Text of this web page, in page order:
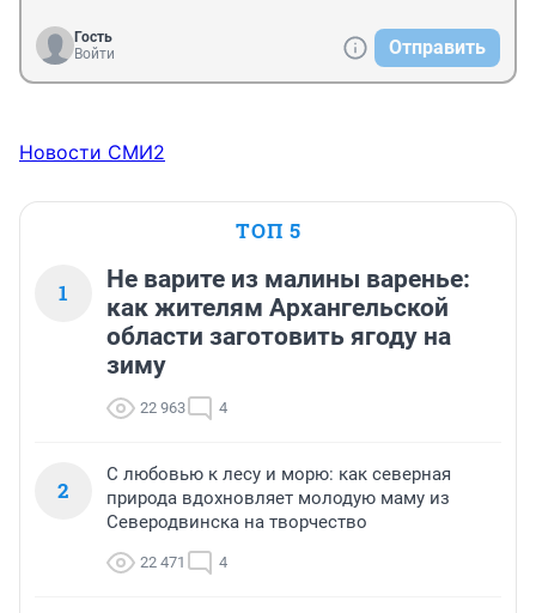
Гость
Войти
Отправить
Новости СМИ2
ТОП 5
1
Не варите из малины варенье:
как жителям Архангельской
области заготовить ягоду на
зиму
22 963 4
2
С любовью к лесу и морю: как северная
природа вдохновляет молодую маму из
Северодвинска на творчество
22 471 4